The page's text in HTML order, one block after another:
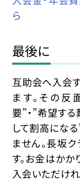
ら
最後に
互助会へ入会
ます。その
要”・”希望す
して割高にな
ません。長坂
す。お金はか
入会いただけれ